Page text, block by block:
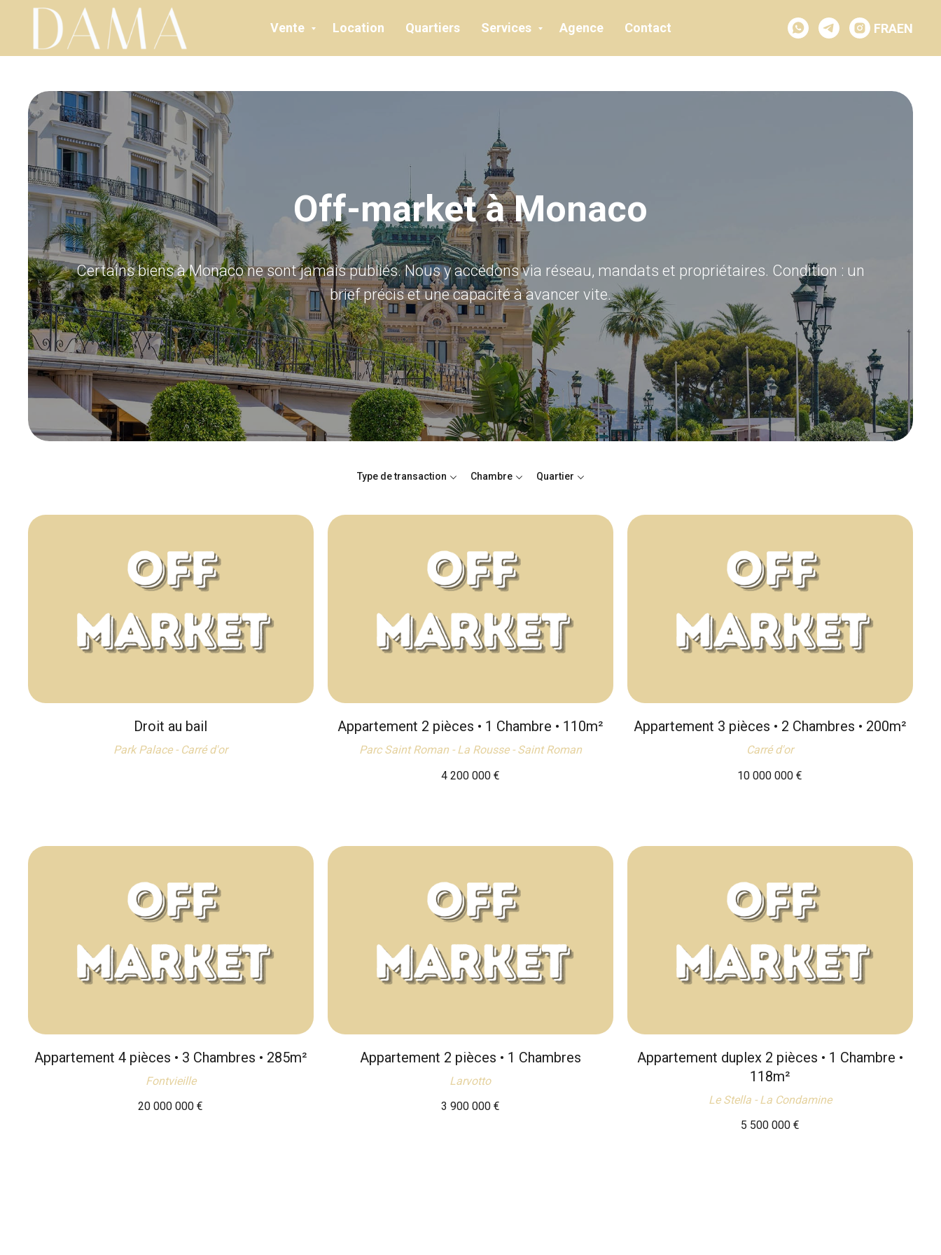
Vente Location Quartiers Services Agence Contact FRAEN
Vente Location Quartiers Services Agence Contact FRAEN
Off-market à Monaco
Certains biens à Monaco ne sont jamais publiés. Nous y accédons via réseau, mandats et propriétaires. Condition : un
brief précis et une capacité à avancer vite.
Type de transaction Chambre Quartier
Droit au bail
Park Palace - Carré d'or
Appartement 2 pièces • 1 Chambre • 110m²
Parc Saint Roman - La Rousse - Saint Roman
4 200 000 €
Appartement 3 pièces • 2 Chambres • 200m²
Carré d'or
10 000 000 €
Appartement 4 pièces • 3 Chambres • 285m²
Fontvieille
20 000 000 €
Appartement 2 pièces • 1 Chambres
Larvotto
3 900 000 €
Appartement duplex 2 pièces • 1 Chambre •
118m²
Le Stella - La Condamine
5 500 000 €